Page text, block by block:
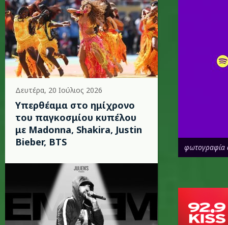
Δευτέρα, 20 Ιούλιος 2026
Υπερθέαμα στο ημίχρονο
του παγκοσμίου κυπέλου
με Madonna, Shakira, Justin
Bieber, BTS
φωτογραφία